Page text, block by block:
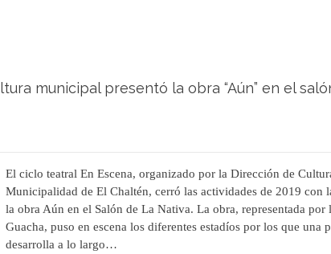
municipal presentó la obra “Aún” en el
El ciclo teatral En Escena, organizado por la Dirección de
Municipalidad de El Chaltén, cerró las actividades de 2019 con
la obra Aún en el Salón de La Nativa. La obra, representada por
Guacha, puso en escena los diferentes estadíos por los que una
desarrolla a lo largo…